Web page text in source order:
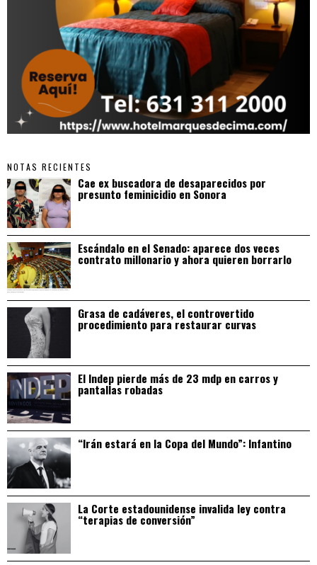
NOTAS RECIENTES
Cae ex buscadora de desaparecidos por
presunto feminicidio en Sonora
Escándalo en el Senado: aparece dos veces
contrato millonario y ahora quieren borrarlo
Grasa de cadáveres, el controvertido
procedimiento para restaurar curvas
El Indep pierde más de 23 mdp en carros y
pantallas robadas
“Irán estará en la Copa del Mundo”: Infantino
La Corte estadounidense invalida ley contra
“terapias de conversión”